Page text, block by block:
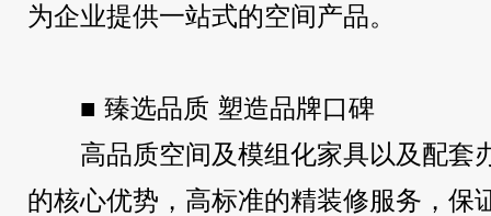
为企业提供一站式的空间产品。
■ 臻选品质 塑造品牌口碑
高品质空间及模组化家具以及配套
的核心优势，高标准的精装修服务，保